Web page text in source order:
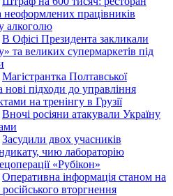
працівників
алкоголю
В Офісі Президента закликали
та великих супермаркетів під
Магістрантка Полтавської
нові підходи до управління
на тренінгу в Грузії
Вночі росіяни атакували Україну
Засудили двох учасників
чию лабораторію
«Рубікон»
Оперативна інформація станом на
вторгнення